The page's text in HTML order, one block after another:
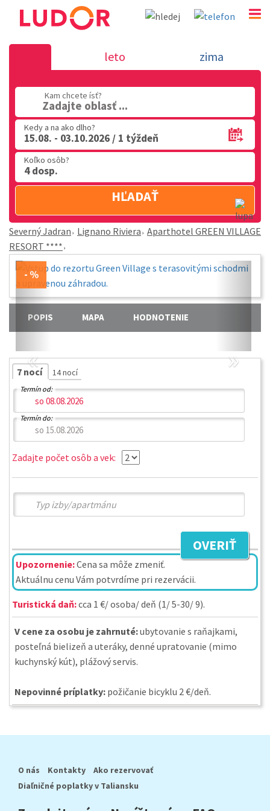
Aparthotel GREEN VILLAGE RESORT **** - Lignano
Severný Jadran
02 2063 3182
leto zima
Kam chcete ísť?
Zadajte oblasť ...
Kedy a na ako dlho?
15.08. - 03.10.2026 / 1 týždeň
Koľko osôb?
4 dosp.
HĽADAŤ
Severný Jadran Lignano Riviera Aparthotel GREEN VILLAGE
RESORT ****
« »
POPIS MAPA HODNOTENIE
7 nocí 14 nocí
Termín od:
Termín do:
Zadajte počet osôb a vek:
OVERIŤ
Upozornenie:Cena sa môže zmeniť.
Aktuálnu cenu Vám potvrdíme pri rezervácii.
Turistická daň:cca 1 €/ osoba/ deň (1/ 5-30/ 9).
V cene za osobu je zahrnuté:ubytovanie s raňajkami,
posteľná bielizeň a uteráky, denné upratovanie (mimo
kuchynský kút), plážový servis.
Nepovinné príplatky: požičanie bicyklu 2 €/deň.
O nás Kontakty
Ako rezervovať
Diaľničné poplatky v Taliansku